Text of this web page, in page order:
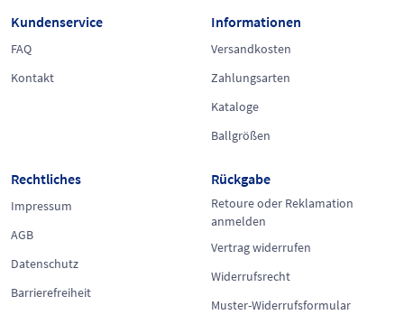
Kundenservice
FAQ
Kontakt
Informationen
Versandkosten
Zahlungsarten
Kataloge
Ballgrößen
Rechtliches
Impressum
AGB
Datenschutz
Barrierefreiheit
Rückgabe
Retoure oder Reklamation
anmelden
Vertrag widerrufen
Widerrufsrecht
Muster-Widerrufsformular